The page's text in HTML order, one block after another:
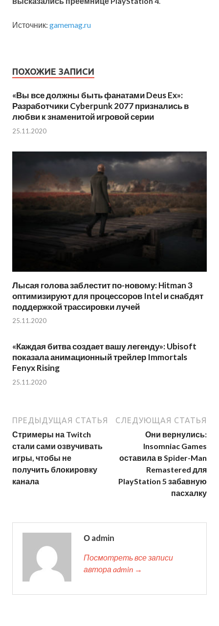
Источник: gamemag.ru
ПОХОЖИЕ ЗАПИСИ
«Вы все должны быть фанатами Deus Ex»:
Разработчики Cyberpunk 2077 признались в
любви к знаменитой игровой серии
25.11.2020
Лысая голова заблестит по-новому: Hitman 3
оптимизируют для процессоров Intel и снабдят
поддержкой трассировки лучей
25.11.2020
«Каждая битва создает вашу легенду»: Ubisoft
показала анимационный трейлер Immortals
Fenyx Rising
25.11.2020
ПРЕДЫДУЩАЯ СТАТЬЯ
Стримеры на Twitch
стали сами озвучивать
игры, чтобы не
получить блокировку
канала
СЛЕДУЮЩАЯ СТАТЬЯ
Они вернулись:
Insomniac Games
оставила в Spider-Man
Remastered для
PlayStation 5 забавную
пасхалку
О admin
Посмотреть все записи
автора admin →